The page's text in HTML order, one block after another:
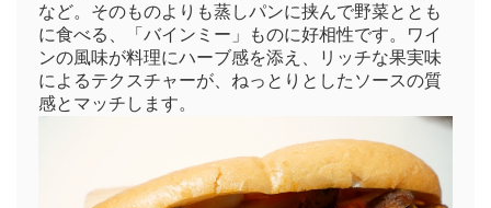
など。そのものよりも蒸しパンに挟んで野菜ととも
に食べる、「バインミー」ものに好相性です。ワイ
ンの風味が料理にハーブ感を添え、リッチな果実味
によるテクスチャーが、ねっとりとしたソースの質
感とマッチします。